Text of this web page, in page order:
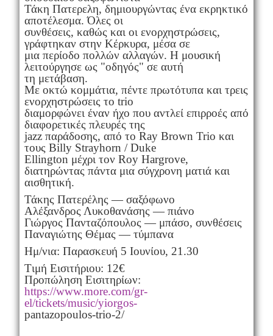
Τάκη Πατερελη, δημιουργώντας ένα εκρηκτικό
αποτέλεσμα. Όλες οι
συνθέσεις, καθώς και οι ενορχηστρώσεις,
γράφτηκαν στην Κέρκυρα, μέσα σε
μια περίοδο πολλών αλλαγών. Η μουσική
λειτούργησε ως "οδηγός" σε αυτή
τη μετάβαση.
Με οκτώ κομμάτια, πέντε πρωτότυπα και τρεις
ενορχηστρώσεις το trio
διαμορφώνει έναν ήχο που αντλεί επιρροές από
διαφορετικές πλευρές της
jazz παράδοσης, από το Ray Brown Trio και
τους Billy Strayhorn / Duke
Ellington μέχρι τον Roy Hargrove,
διατηρώντας πάντα μια σύγχρονη ματιά και
αισθητική.
Τάκης Πατερέλης — σαξόφωνο
Αλέξανδρος Λυκοθανάσης — πιάνο
Γιώργος Πανταζόπουλος — μπάσο, συνθέσεις
Παναγιώτης Θέμας — τύμπανα
Ημ/νια: Παρασκευή 5 Ιουνίου, 21.30
Tιμή Εισιτήριου: 12€
Προπώληση Εισιτηρίων:
https://www.more.com/gr-
el/tickets/music/yiorgos-
pantazopoulos-trio-2/